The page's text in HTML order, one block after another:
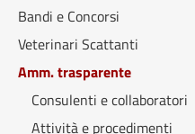
Bandi e Concorsi
Veterinari Scattanti
Amm. trasparente
Consulenti e collaboratori
Attività e procedimenti